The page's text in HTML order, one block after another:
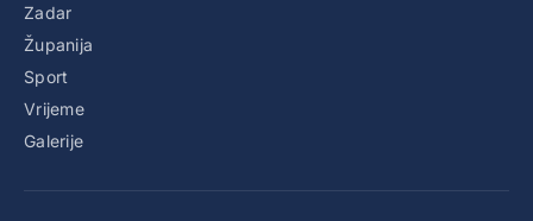
Zadar
Županija
Sport
Vrijeme
Galerije